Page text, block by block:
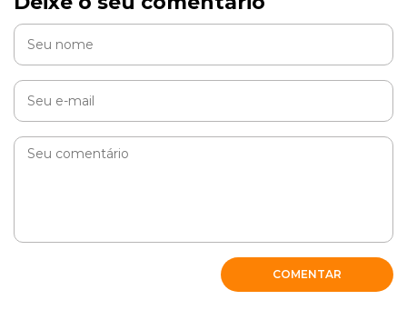
COMENTAR